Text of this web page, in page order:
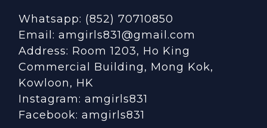
Whatsapp: (852) 70710850
Email: amgirls831@gmail.com
Address: Room 1203, Ho King
Commercial Building, Mong Kok,
Kowloon, HK
Instagram: amgirls831
Facebook: amgirls831